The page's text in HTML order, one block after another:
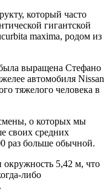
который часто
гигантской
maxima, родом из
выращена Стефано
автомобиля Nissan
тяжелого человека в
о которых мы
своих средних
раз больше обычной.
5,42 м, что
либо